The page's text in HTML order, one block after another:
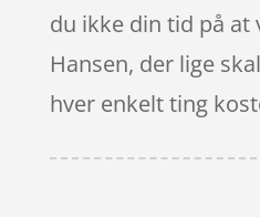
du ikke din tid på at
Hansen, der lige
hver enkelt ting